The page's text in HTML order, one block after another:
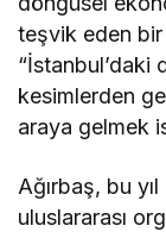
teşvik eden bir
“İstanbul’daki
kesimlerden
araya gelmek
Ağırbaş, bu
uluslararası